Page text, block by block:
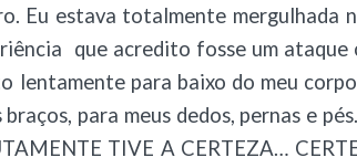
Eu estava totalmente mergulhada
que acredito fosse um ataque
lentamente para baixo do meu
para meus dedos, pernas e
TIVE A CERTEZA…